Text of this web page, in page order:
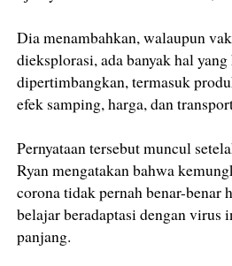
Dia menambahkan, walaupun
dieksplorasi, ada banyak hal yang
dipertimbangkan, termasuk
efek samping, harga, dan
Pernyataan tersebut muncul
Ryan mengatakan bahwa
corona tidak pernah benar-benar
belajar beradaptasi dengan virus
panjang.